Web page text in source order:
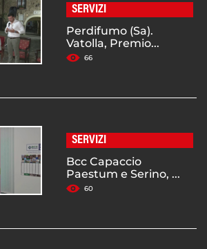
SERVIZI
Perdifumo (Sa).
Vatolla, Premio...
66
SERVIZI
Bcc Capaccio
Paestum e Serino, ...
60